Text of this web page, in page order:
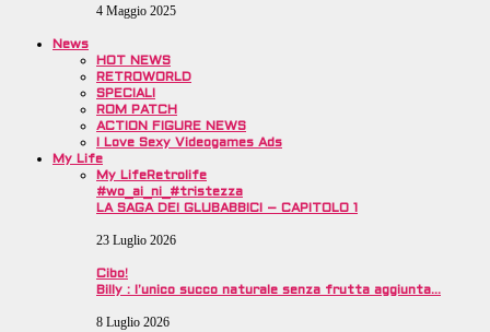
4 Maggio 2025
News
HOT NEWS
RETROWORLD
SPECIALI
ROM PATCH
ACTION FIGURE NEWS
I Love Sexy Videogames Ads
My Life
My LifeRetrolife
#wo_ai_ni_#tristezza
LA SAGA DEI GLUBABBICI – CAPITOLO 1
23 Luglio 2026
Cibo!
Billy : l’unico succo naturale senza frutta aggiunta…
8 Luglio 2026